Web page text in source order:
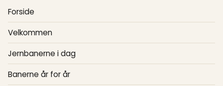
Forside
Velkommen
Jernbanerne i dag
Banerne år for år